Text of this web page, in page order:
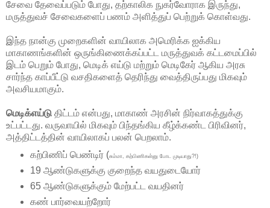
சேவை தேவைப்படும் போது, தற்காலிக நுகர்வோராக இருந்து,
மருத்துவச் சேவைகளைப் பணம் அளித்துப் பெற்றுக் கொள்வது.
இந்த நான்கு முறைகளின் வாயிலாக அமெரிக்க ஐக்கிய
மாகாணங்களின் ஒருங்கிணைக்கப்பட்ட மருத்துவக் கட்டமைப்பில்
இடம் பெறும் போது, மெடிக் எய்டு மற்றும் மெடிகேர் ஆகிய அரசு
சார்ந்த காப்பீட்டு வசதிகளைத் தெரிந்து வைத்திருப்பது மிகவும்
அவசியமாகும்.
மெடிக்எய்டு திட்டம் என்பது, மாகாண் அரசின் நிர்வாகத்துக்கு
உட்பட்டது. வருவாயில் மிகவும் பிந்தங்கிய கீழ்க்கண்ட பிரிவினர்,
அத்திட்டத்தின் வாயிலாகப் பலன் பெறலாம்.
கற்பிணிப் பெண்டிர் (சும்மா, கற்பிணிகள்னு போட முடியாது?!)
19 ஆண்டுகளுக்கு குறைந்த வயதுடையோர்
65 ஆண்டுகளுக்கும் மேற்பட்ட வயதினர்
கண் பார்வையற்றோர்